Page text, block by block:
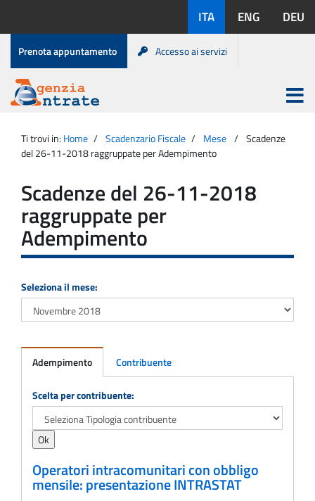
contenuto
disponibili:
ITA ENG DEU
Menu
di
servizio
Prenota appuntamento Accesso ai servizi
Agenzia
Entrate
Apri
menu
principale
Ti trovi in: Home Scadenzario Fiscale Mese
Scadenze
del 26-11-2018 raggruppate per Adempimento
Scadenze del 26-11-2018
raggruppate per
Adempimento
Seleziona il mese:
Adempimento Contribuente
Adempimento
Scelta per contribuente:
Operatori intracomunitari con obbligo
mensile: presentazione INTRASTAT